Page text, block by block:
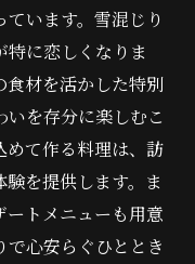
います。雪混じり
特に恋しくなりま
食材を活かした特別
を存分に楽しむこ
めて作る料理は、訪
を提供します。ま
トメニューも用意
心安らぐひととき